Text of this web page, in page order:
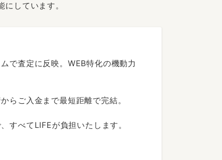
しています。
で査定に反映。WEB特化の機動力
らご入金まで最短距離で完結。
すべてLIFEが負担いたします。